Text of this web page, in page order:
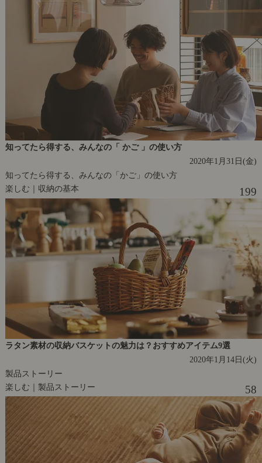
知ってたら得する、みんなの「 かご 」の使い方
2020年1月31日(金)
知ってたら得する、みんなの「かご」の使い方
楽しむ｜収納の基本
199
ラタン素材の収納バスケットの魅力は？おすすめアイテム9選
2020年1月14日(火)
製品ストーリー
楽しむ｜製品ストーリー
58